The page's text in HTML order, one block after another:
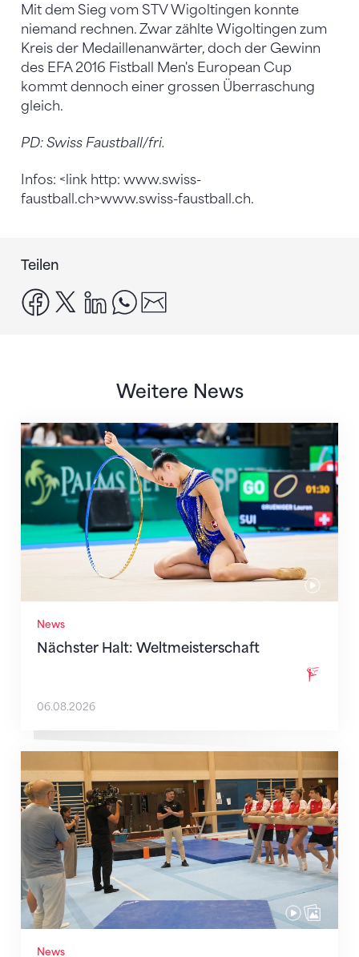
Mit dem Sieg vom STV Wigoltingen konnte
niemand rechnen. Zwar zählte Wigoltingen zum
Kreis der Medaillenanwärter, doch der Gewinn
des EFA 2016 Fistball Men's European Cup
kommt dennoch einer grossen Überraschung
gleich.
PD: Swiss Faustball/fri.
Infos: <link http: www.swiss-
faustball.ch>www.swiss-faustball.ch.
Teilen
facebook
x linkedinwhatsapp
Weitere News
News
Nächster Halt: Weltmeisterschaft
Nächster Halt: Weltmeisterschaft
06.08.2026
News
Mit klaren Zielen nach Zagreb